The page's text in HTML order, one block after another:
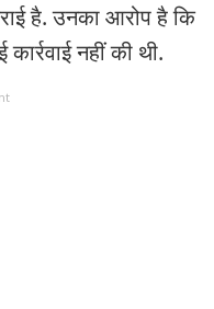
है. उनका आरोप है कि
नहीं की थी.